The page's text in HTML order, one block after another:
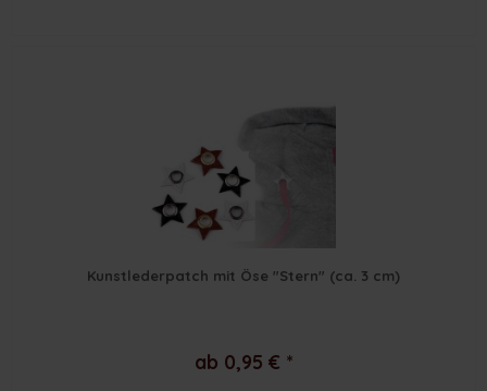
Kunstlederpatch mit Öse "Stern" (ca. 3 cm)
ab 0,95 € *